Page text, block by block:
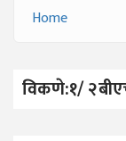
YOU ARE
Home
विकणे:१/